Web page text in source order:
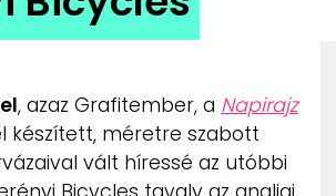
UTCA
, azaz Grafitember, a Napirajz
készített, méretre szabott
vált híressé az utóbbi